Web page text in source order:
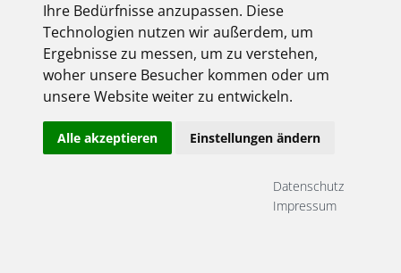
Ihre Bedürfnisse anzupassen. Diese
Technologien nutzen wir außerdem, um
Ergebnisse zu messen, um zu verstehen,
woher unsere Besucher kommen oder um
unsere Website weiter zu entwickeln.
Alle akzeptieren Einstellungen ändern
Datenschutz
Impressum